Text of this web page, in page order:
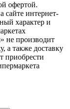
офертой.
сайте интернет-
характер и
не производит
а также доставку
приобрести